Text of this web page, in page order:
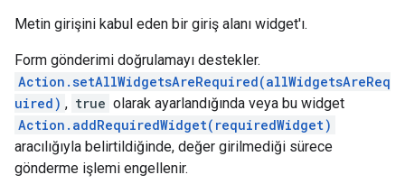
Metin girişini kabul eden bir giriş alanı widget'ı.
Form gönderimi doğrulamayı destekler.
Action.setAllWidgetsAreRequired(allWidgetsAreReq
uired) , true olarak ayarlandığında veya bu widget
Action.addRequiredWidget(requiredWidget)
aracılığıyla belirtildiğinde, değer girilmediği sürece
gönderme işlemi engellenir.